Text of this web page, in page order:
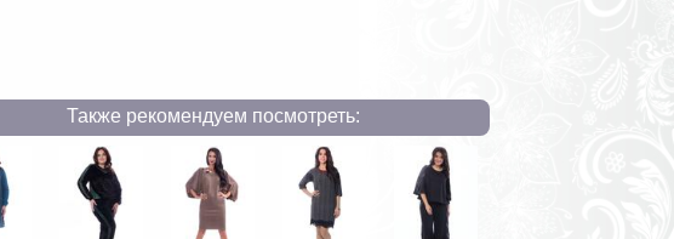
Также рекомендуем посмотреть: